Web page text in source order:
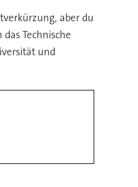
aber du
Technische
und